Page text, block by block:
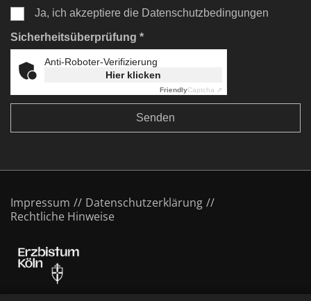
Ja, ich akzeptiere die Datenschutzbedingungen
Sicherheitsüberprüfung *
Anti-Roboter-Verifizierung
Hier klicken
FriendlyCaptcha ⇗
Impressum
Datenschutzerklärung
Rechtliche Hinweise